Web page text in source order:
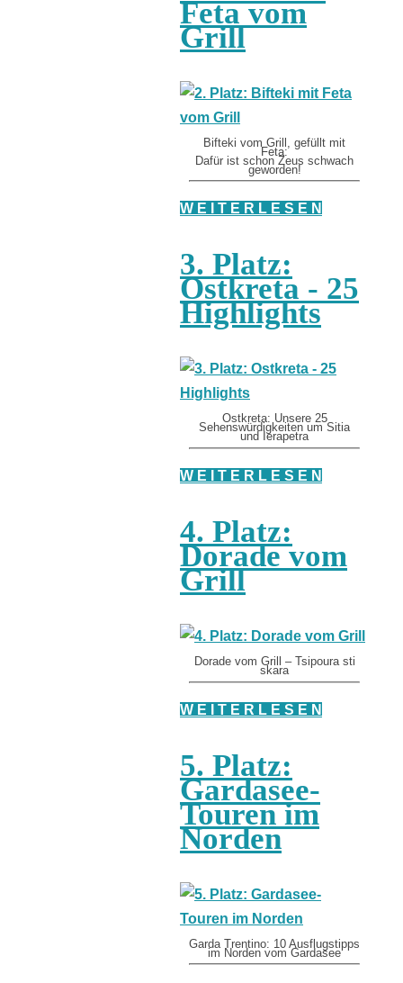
Feta vom
Grill
Bifteki vom Grill, gefüllt mit
Feta:
Dafür ist schon Zeus schwach
geworden!
W E I T E R L E S E N
3. Platz:
Ostkreta - 25
Highlights
Ostkreta: Unsere 25
Sehenswürdigkeiten um Sitia
und Ierapetra
W E I T E R L E S E N
4. Platz:
Dorade vom
Grill
Dorade vom Grill – Tsipoura sti
skara
W E I T E R L E S E N
5. Platz:
Gardasee-
Touren im
Norden
Garda Trentino: 10 Ausflugstipps
im Norden vom Gardasee